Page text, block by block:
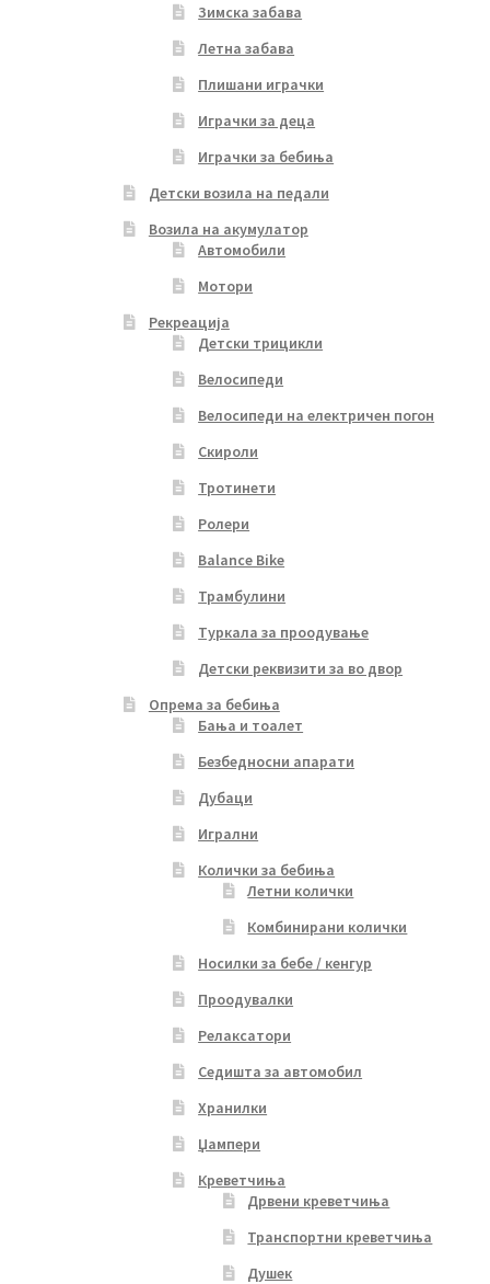
Зимска забава
Летна забава
Плишани играчки
Играчки за деца
Играчки за бебиња
Детски возила на педали
Возила на акумулатор
Автомобили
Мотори
Рекреација
Детски трицикли
Велосипеди
Велосипеди на електричен погон
Скироли
Тротинети
Ролери
Balance Bike
Трамбулини
Туркала за проодување
Детски реквизити за во двор
Опрема за бебиња
Бања и тоалет
Безбедносни апарати
Дубаци
Игрални
Колички за бебиња
Летни колички
Комбинирани колички
Носилки за бебе / кенгур
Проодувалки
Релаксатори
Седишта за автомобил
Хранилки
Џампери
Креветчиња
Дрвени креветчиња
Транспортни креветчиња
Душек